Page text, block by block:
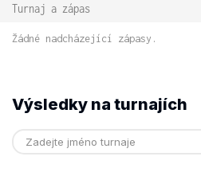
Turnaj a zápas
Žádné nadcházející zápasy.
Výsledky na turnajích